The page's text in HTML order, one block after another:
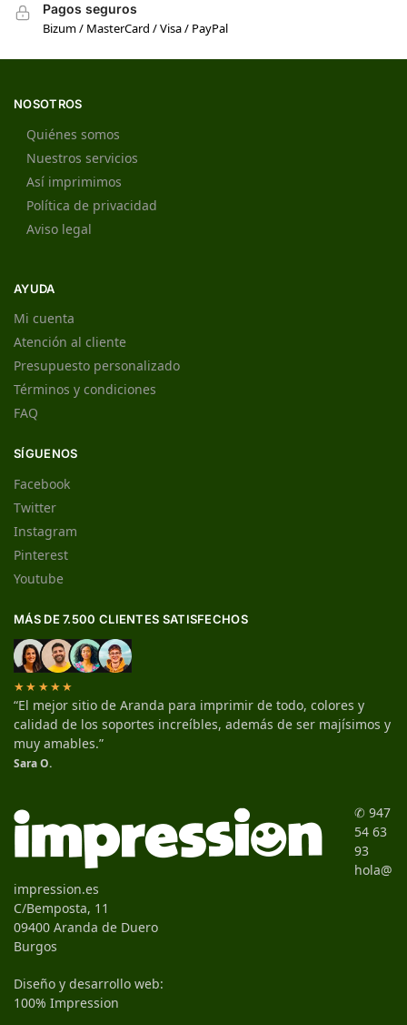
Pagos seguros
Bizum / MasterCard / Visa / PayPal
NOSOTROS
Quiénes somos
Nuestros servicios
Así imprimimos
Política de privacidad
Aviso legal
AYUDA
Mi cuenta
Atención al cliente
Presupuesto personalizado
Términos y condiciones
FAQ
SÍGUENOS
Facebook
Twitter
Instagram
Pinterest
Youtube
MÁS DE 7.500 CLIENTES SATISFECHOS
★★★★★
“El mejor sitio de Aranda para imprimir de todo, colores y
calidad de los soportes increíbles, además de ser majísimos y
muy amables.”
Sara O.
✆ 947
54 63
93
hola@
impression.es
C/Bemposta, 11
09400 Aranda de Duero
Burgos
Diseño y desarrollo web:
100% Impression